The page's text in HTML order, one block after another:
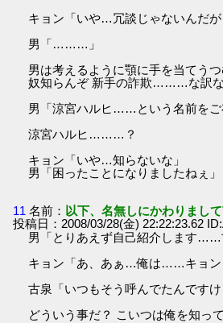
キョン「いや…冗談じゃないんだ
男「………」
男は考えるように顎に手を当てう
奴知らんぞ 新手の詐欺………な訳
男「涼宮ハルヒ……という名前をご
涼宮ハルヒ………？
キョン「いや…知らないな」
男「困ったことになりましたねぇ」
11 名前： 以下、名無しにかわりまし
投稿日：2008/03/28(金) 22:22:23.62
男「とりあえず自己紹介します……
キョン「あ、あぁ…俺は……キョン
古泉「いつもそう呼んでたんですけ
どういう事だ？ こいつは俺を知っ